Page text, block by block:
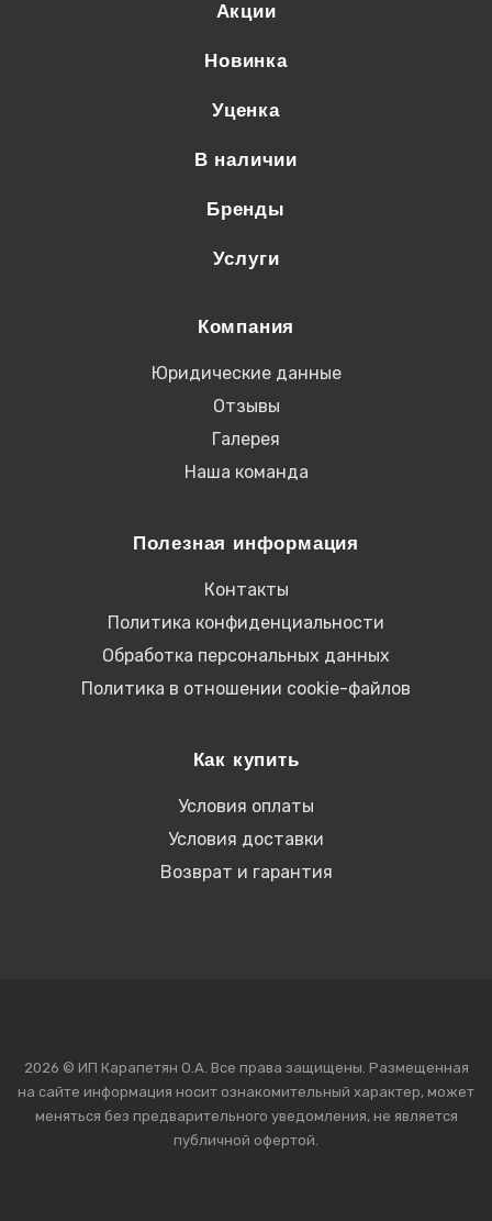
Акции
Новинка
Уценка
В наличии
Бренды
Услуги
Компания
Юридические данные
Отзывы
Галерея
Наша команда
Полезная информация
Контакты
Политика конфиденциальности
Обработка персональных данных
Политика в отношении cookie-файлов
Как купить
Условия оплаты
Условия доставки
Возврат и гарантия
2026 © ИП Карапетян О.А. Все права защищены. Размещенная
на сайте информация носит ознакомительный характер, может
меняться без предварительного уведомления, не является
публичной офертой.